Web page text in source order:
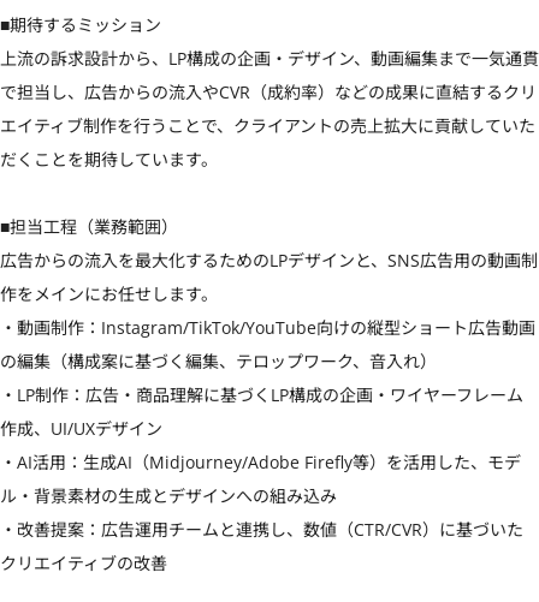
■期待するミッション
上流の訴求設計から、LP構成の企画・デザイン、動画編集まで一気通貫
で担当し、広告からの流入やCVR（成約率）などの成果に直結するクリ
エイティブ制作を行うことで、クライアントの売上拡大に貢献していた
だくことを期待しています。
■担当工程（業務範囲）
広告からの流入を最大化するためのLPデザインと、SNS広告用の動画制
作をメインにお任せします。
・動画制作：Instagram/TikTok/YouTube向けの縦型ショート広告動画
の編集（構成案に基づく編集、テロップワーク、音入れ）
・LP制作：広告・商品理解に基づくLP構成の企画・ワイヤーフレーム
作成、UI/UXデザイン
・AI活用：生成AI（Midjourney/Adobe Firefly等）を活用した、モデ
ル・背景素材の生成とデザインへの組み込み
・改善提案：広告運用チームと連携し、数値（CTR/CVR）に基づいた
クリエイティブの改善